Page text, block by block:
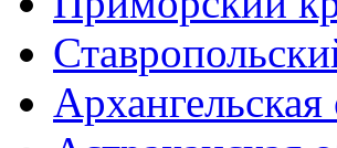
Архангельская